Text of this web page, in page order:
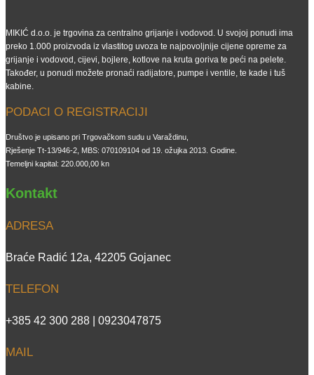
MIKIĆ d.o.o. je trgovina za centralno grijanje i vodovod. U svojoj ponudi ima
preko 1.000 proizvoda iz vlastitog uvoza te najpovoljnije cijene opreme za
grijanje i vodovod, cijevi, bojlere, kotlove na kruta goriva te peći na pelete.
Također, u ponudi možete pronaći radijatore, pumpe i ventile, te kade i tuš
kabine.
PODACI O REGISTRACIJI
Društvo je upisano pri Trgovačkom sudu u Varaždinu,
Rješenje Tt-13/946-2, MBS: 070109104 od 19. ožujka 2013. Godine.
Temeljni kapital: 220.000,00 kn
Kontakt
ADRESA
Braće Radić 12a, 42205 Gojanec
TELEFON
+385 42 300 288 | 0923047875
MAIL